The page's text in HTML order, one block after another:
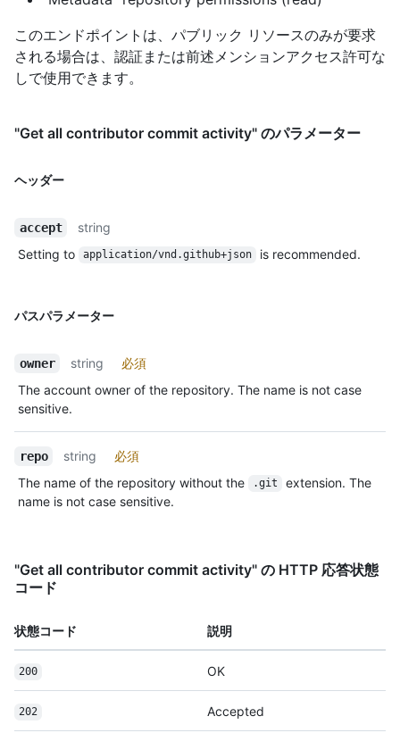
このエンドポイントは、パブリック リソースのみが要求
される場合は、認証または前述メンションアクセス許可な
しで使用できます。
"Get all contributor commit activity" のパラメーター
ヘッダー
accept
string
Setting to
application/vnd.github+json is recommended.
パスパラメーター
owner string
必須
The account owner of the repository. The name is not case
sensitive.
repo string
必須
The name of the repository without the
.git
extension. The
name is not case sensitive.
"Get all contributor commit activity" の HTTP 応答状態
コード
状態コード 説明
200 OK
202 Accepted